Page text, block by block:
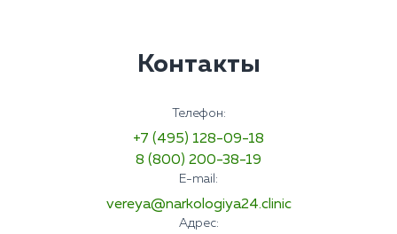
Контакты
Телефон:
+7 (495) 128-09-18
8 (800) 200-38-19
E-mail:
vereya@narkologiya24.clinic
Адрес: